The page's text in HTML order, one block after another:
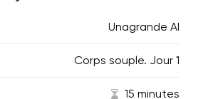
Unagrande AI
Corps souple. Jour 1
15 minutes